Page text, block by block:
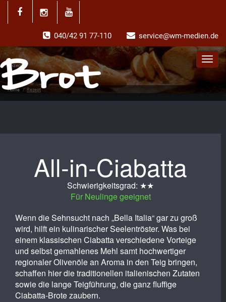
040/42 91 77-110 service@wm-medien.de
Rezept
Home / Rezept
All-in-Ciabatta
Schwierigkeitsgrad: ★★
Für Neulinge geeignet
Wenn die Sehnsucht nach „Bella Italia“ gar zu groß
wird, hilft ein kulinarischer Seelentröster. Was bei
einem klassischen Ciabatta verschiedene Vorteige
und selbst gemahlenes Mehl samt hochwertiger
regionaler Olivenöle an Aroma in den Teig bringen,
schaffen hier die traditionellen italienischen Zutaten
sowie die lange Teigführung, die ganz fluffige
Ciabatta-Brote zaubern.